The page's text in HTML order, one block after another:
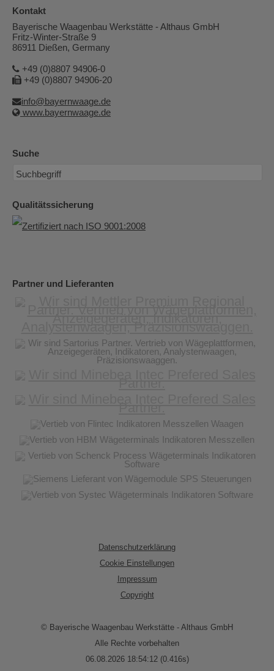
Kontakt
Bayerische Waagenbau Werkstätte - Althaus GmbH
Fritz-Winter-Straße 9
86911 Dießen, Germany
+49 (0)8807 94906-0
+49 (0)8807 94906-20
info@bayernwaage.de
www.bayernwaage.de
Suche
Qualitätssicherung
Partner und Lieferanten
Datenschutzerklärung
Cookie Einstellungen
Impressum
Copyright
© Bayerische Waagenbau Werkstätte - Althaus GmbH
Alle Rechte vorbehalten
06.08.2026 18:54:12 (0.416s)